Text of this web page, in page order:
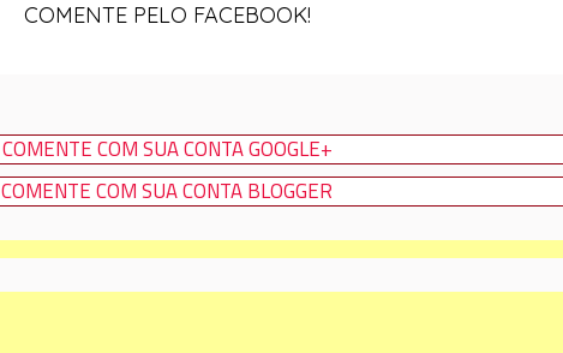
COMENTE PELO FACEBOOK!
COMENTE COM SUA CONTA GOOGLE+
COMENTE COM SUA CONTA BLOGGER